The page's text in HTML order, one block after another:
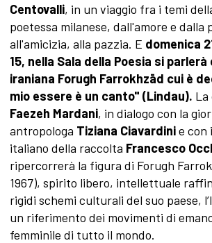
Centovalli, in un viaggio fra i temi
poetessa milanese, dall'amore e dalla
all'amicizia, alla pazzia. E domenica
15, nella Sala della Poesia si parlerà
iraniana Forugh Farrokhzād cui è
mio essere è un canto" (Lindau).
Faezeh Mardani, in dialogo con la
antropologa Tiziana Ciavardinie con
italiano della raccolta Francesco
ripercorrerà la figura di Forugh
1967), spirito libero, intellettuale
rigidi schemi culturali del suo paese,
un riferimento dei movimenti di
femminile di tutto il mondo.